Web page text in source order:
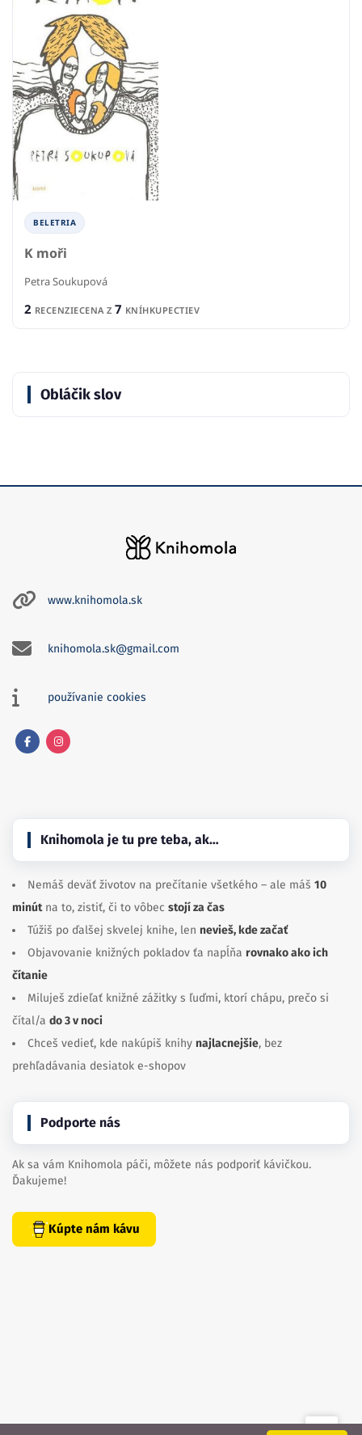
BELETRIA
K moři
Petra Soukupová
2 RECENZIECENA Z 7 KNÍHKUPECTIEV
Obláčik slov
www.knihomola.sk
knihomola.sk@gmail.com
používanie cookies
Knihomola je tu pre teba, ak…
Nemáš deväť životov na prečítanie všetkého – ale máš 10
minútna to, zistiť, či to vôbec stojí za čas
Túžiš po ďalšej skvelej knihe, len nevieš, kde začať
Objavovanie knižných pokladov ťa napĺňa rovnako ako ich
čítanie
Miluješ zdieľať knižné zážitky s ľuďmi, ktorí chápu, prečo si
čítal/a do 3 v noci
Chceš vedieť, kde nakúpiš knihy najlacnejšie, bez
prehľadávania desiatok e-shopov
Podporte nás
Ak sa vám Knihomola páči, môžete nás podporiť kávičkou.
Ďakujeme!
Kúpte nám kávu